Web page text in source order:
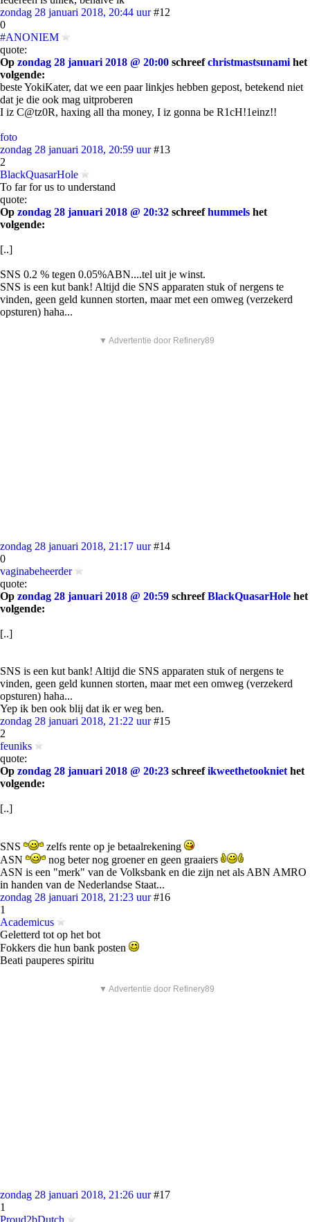
zondag 28 januari 2018, 20:44 uur #12
0
#ANONIEM
quote:
Op zondag 28 januari 2018 @ 20:00 schreefchristmastsunami het
volgende:
beste YokiKater, dat we een paar linkjes hebben gepost, betekend niet
dat je die ook mag uitproberen
I iz C@tz0R, haxing all tha money, I iz gonna be R1cH!1einz!!
foto
zondag 28 januari 2018, 20:59 uur #13
2
BlackQuasarHole
To far for us to understand
quote:
Op zondag 28 januari 2018 @ 20:32 schreefhummels het
volgende:
[..]
SNS 0.2 % tegen 0.05%ABN....tel uit je winst.
SNS is een kut bank! Altijd die SNS apparaten stuk of nergens te
vinden, geen geld kunnen storten, maar met een omweg (verzekerd
opsturen) haha...
▼ Advertentie door Refinery89
zondag 28 januari 2018, 21:17 uur #14
0
vaginabeheerder
quote:
Op zondag 28 januari 2018 @ 20:59 schreefBlackQuasarHole het
volgende:
[..]
SNS is een kut bank! Altijd die SNS apparaten stuk of nergens te
vinden, geen geld kunnen storten, maar met een omweg (verzekerd
opsturen) haha...
Yep ik ben ook blij dat ik er weg ben.
zondag 28 januari 2018, 21:22 uur #15
2
feuniks
quote:
Op zondag 28 januari 2018 @ 20:23 schreefikweethetookniet het
volgende:
[..]
SNS
zelfs rente op je betaalrekening
ASN
nog beter nog groener en geen graaiers
ASN is een "merk" van de Volksbank en die zijn net als ABN AMRO
in handen van de Nederlandse Staat...
zondag 28 januari 2018, 21:23 uur #16
1
Academicus
Geletterd tot op het bot
Fokkers die hun bank posten
Beati pauperes spiritu
▼ Advertentie door Refinery89
zondag 28 januari 2018, 21:26 uur #17
1
Proud2bDutch